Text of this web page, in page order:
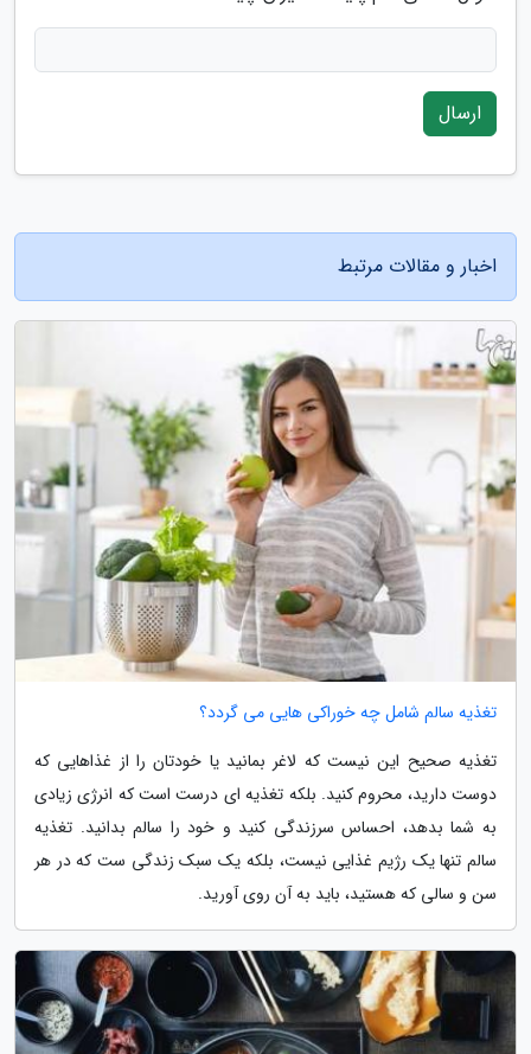
ارسال
اخبار و مقالات مرتبط
تغذیه سالم شامل چه خوراکی هایی می گردد؟
تغذیه صحیح این نیست که لاغر بمانید یا خودتان را از غذاهایی که
دوست دارید، محروم کنید. بلکه تغذیه ای درست است که انرژی زیادی
به شما بدهد، احساس سرزندگی کنید و خود را سالم بدانید. تغذیه
سالم تنها یک رژیم غذایی نیست، بلکه یک سبک زندگی ست که در هر
سن و سالی که هستید، باید به آن روی آورید.